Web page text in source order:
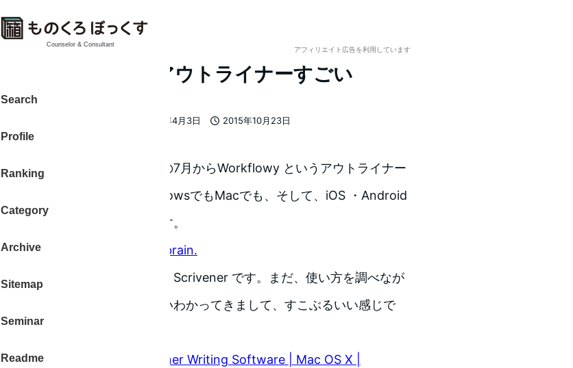
Counselor & Consultant
Search
Profile
Ranking
Category
Archive
Sitemap
Seminar
Readme
アフィリエイト広告を利用しています
2015年10月15日 アウトライナーすごい
2019年4月3日
2015年10月23日
アウトプット強化中です。この7月からWorkflowy というアウトライナー
を使っています。これはWindowsでもMacでも、そして、iOS ・Android
もオッケーという優れものです。
WorkFlowy – Organize your brain.
そして、最近使い始めたのが、Scrivener です。まだ、使い方を調べなが
らという段階ですが、だいたいわかってきまして、すこぶるいい感じで
Literature and Latte – Scrivener Writing Software | Mac OS X |